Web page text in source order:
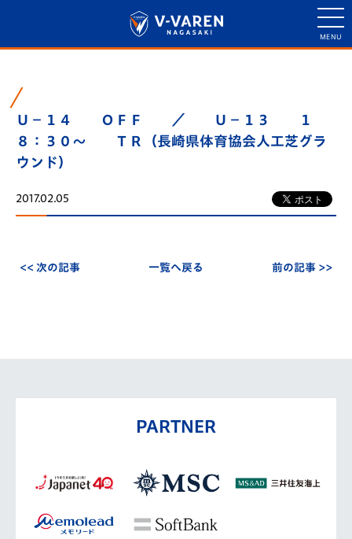
Ｕ－１４ ＯＦＦ ／ Ｕ－１３ １
８：３０～ ＴＲ（長崎県体育協会人工芝グラ
ウンド）
2017.02.05
<< 次の記事 一覧へ戻る 前の記事 >>
PARTNER